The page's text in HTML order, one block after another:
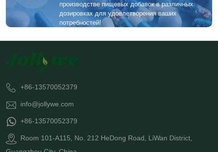
производстве пищевых добавок в различных
дозировках для удовлетворения ваших
потребностей!
+86-13570052379
info@jollywe.com
+86-13570052379
Room 101-A115, No. 212 HeDong Road, LiWan District,